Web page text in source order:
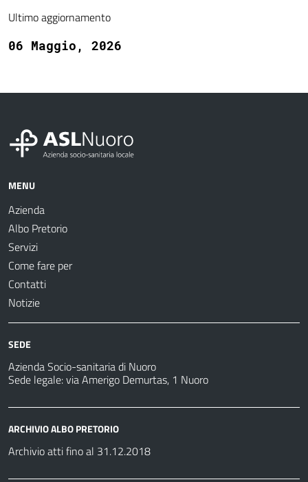
Ultimo aggiornamento
06 Maggio, 2026
MENU
Azienda
Albo Pretorio
Servizi
Come fare per
Contatti
Notizie
SEDE
Azienda Socio-sanitaria di Nuoro
Sede legale: via Amerigo Demurtas, 1 Nuoro
ARCHIVIO ALBO PRETORIO
Archivio atti fino al 31.12.2018